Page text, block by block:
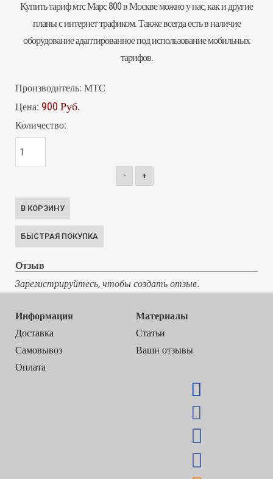
Купить тариф мтс Марс 800 в Москве можно у нас, как и другие
планы с интернет трафиком. Также всегда есть в наличие
оборудование адаптированное под использование мобильных
тарифов.
Производитель: МТС
Цена: 900 Руб.
Количество:
- +
Отзыв
Зарегистрируйтесь, чтобы создать отзыв.
Информация
Доставка
Самовывоз
Оплата
Материалы
Статьи
Ваши отзывы